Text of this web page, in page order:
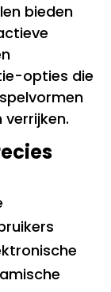
bieden
opties die
verrijken.